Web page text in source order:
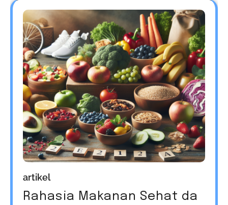
artikel
Rahasia Makanan Sehat da